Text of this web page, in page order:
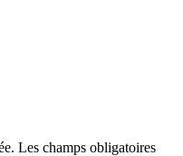
Les champs obligatoires